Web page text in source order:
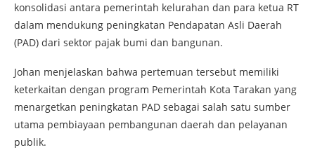
konsolidasi antara pemerintah kelurahan dan para ketua RT
dalam mendukung peningkatan Pendapatan Asli Daerah
(PAD) dari sektor pajak bumi dan bangunan.
Johan menjelaskan bahwa pertemuan tersebut memiliki
keterkaitan dengan program Pemerintah Kota Tarakan yang
menargetkan peningkatan PAD sebagai salah satu sumber
utama pembiayaan pembangunan daerah dan pelayanan
publik.